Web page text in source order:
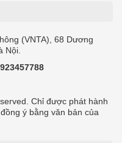
(VNTA), 68 Dương
Nội.
Chỉ được phát hành
ý bằng văn bản của